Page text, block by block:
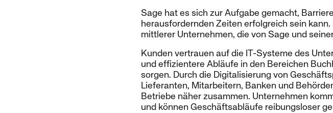
Sage hat es sich zur Aufgabe gemacht,
herausfordernden Zeiten erfolgreich sein
mittlerer Unternehmen, die von Sage und
Kunden vertrauen auf die IT-Systeme des
und effizientere Abläufe in den Bereichen
sorgen. Durch die Digitalisierung von
Lieferanten, Mitarbeitern, Banken und
Betriebe näher zusammen. Unternehmen
und können Geschäftsabläufe reibungsloser